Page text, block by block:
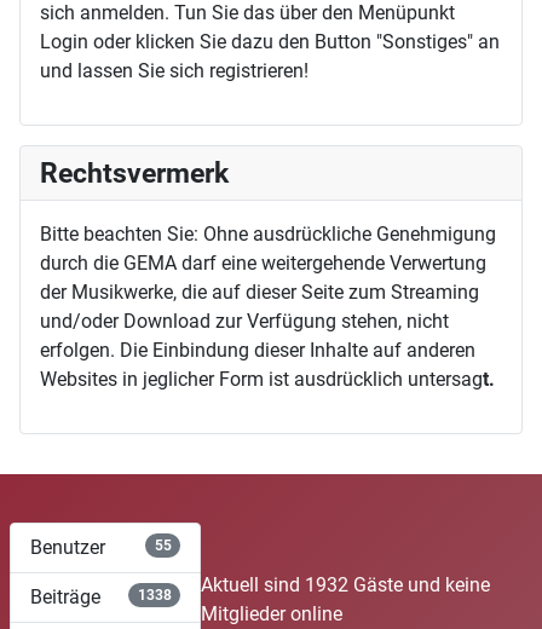
sich anmelden. Tun Sie das über den Menüpunkt
Login oder klicken Sie dazu den Button "Sonstiges" an
und lassen Sie sich registrieren!
Rechtsvermerk
Bitte beachten Sie: Ohne ausdrückliche Genehmigung
durch die GEMA darf eine weitergehende Verwertung
der Musikwerke, die auf dieser Seite zum Streaming
und/oder Download zur Verfügung stehen, nicht
erfolgen. Die Einbindung dieser Inhalte auf anderen
Websites in jeglicher Form ist ausdrücklich untersagt.
Benutzer 55
Beiträge 1338
Aktuell sind 1932 Gäste und keine
Mitglieder online